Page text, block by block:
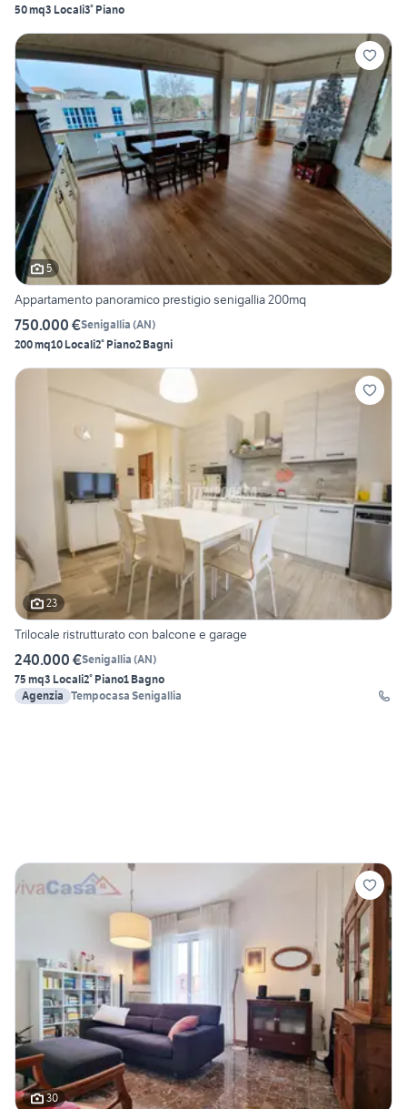
50 mq3 Locali3° Piano
5
Appartamento panoramico prestigio senigallia 200mq
750.000 €Senigallia (AN)
200 mq10 Locali2° Piano2 Bagni
23
Trilocale ristrutturato con balcone e garage
240.000 €Senigallia (AN)
75 mq3 Locali2° Piano1 Bagno
Agenzia Tempocasa Senigallia
30